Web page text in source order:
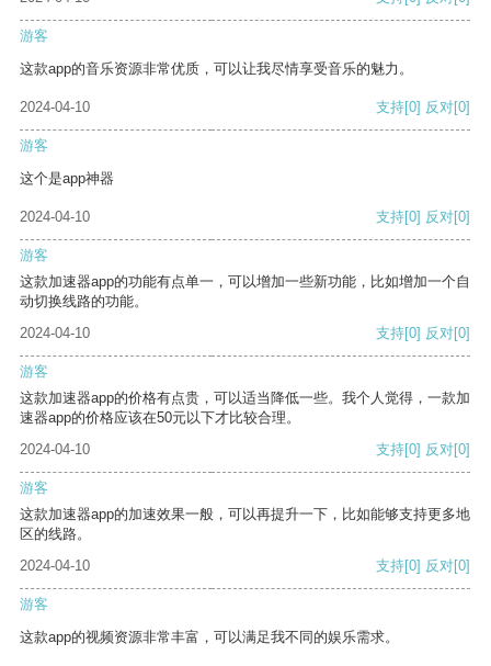
游客
这款app的音乐资源非常优质，可以让我尽情享受音乐的魅力。
2024-04-10 支持[0] 反对[0]
游客
这个是app神器
2024-04-10 支持[0] 反对[0]
游客
这款加速器app的功能有点单一，可以增加一些新功能，比如增加一个自
动切换线路的功能。
2024-04-10
支持[0] 反对[0]
游客
这款加速器app的价格有点贵，可以适当降低一些。我个人觉得，一款加
速器app的价格应该在50元以下才比较合理。
2024-04-10
支持[0] 反对[0]
游客
这款加速器app的加速效果一般，可以再提升一下，比如能够支持更多地
区的线路。
2024-04-10
支持[0] 反对[0]
游客
这款app的视频资源非常丰富，可以满足我不同的娱乐需求。